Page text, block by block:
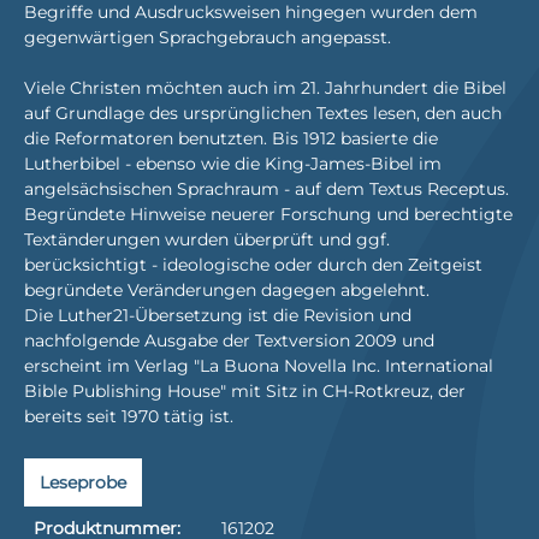
Begriffe und Ausdrucksweisen hingegen wurden dem
gegenwärtigen Sprachgebrauch angepasst.
Viele Christen möchten auch im 21. Jahrhundert die Bibel
auf Grundlage des ursprünglichen Textes lesen, den auch
die Reformatoren benutzten. Bis 1912 basierte die
Lutherbibel - ebenso wie die King-James-Bibel im
angelsächsischen Sprachraum - auf dem Textus Receptus.
Begründete Hinweise neuerer Forschung und berechtigte
Textänderungen wurden überprüft und ggf.
berücksichtigt - ideologische oder durch den Zeitgeist
begründete Veränderungen dagegen abgelehnt.
Die Luther21-Übersetzung ist die Revision und
nachfolgende Ausgabe der Textversion 2009 und
erscheint im Verlag "La Buona Novella Inc. International
Bible Publishing House" mit Sitz in CH-Rotkreuz, der
bereits seit 1970 tätig ist.
Leseprobe
Produktnummer: 161202